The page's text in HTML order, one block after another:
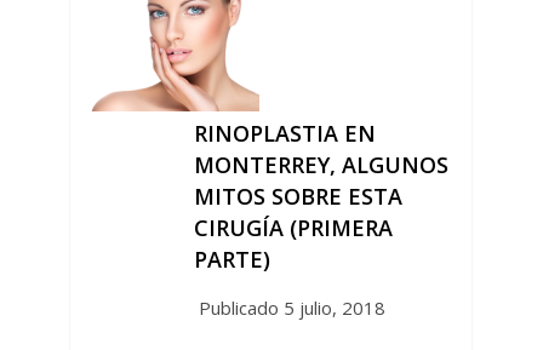
RINOPLASTIA EN
MONTERREY, ALGUNOS
MITOS SOBRE ESTA
CIRUGÍA (PRIMERA
PARTE)
Publicado 5 julio, 2018